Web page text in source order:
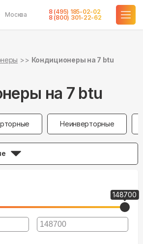
Москва
8 (495) 185-02-02
8 (800) 301-22-62
Кондиционеры на 7 btu
на 7 btu
Неинверторные
148700
btu 2 кВт в Москве в официальном